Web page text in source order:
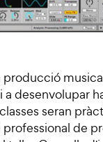
desenvolupar
seran
de